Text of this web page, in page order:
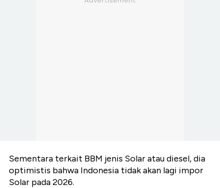
Sementara terkait BBM jenis Solar atau diesel, dia
optimistis bahwa Indonesia tidak akan lagi impor
Solar pada 2026.